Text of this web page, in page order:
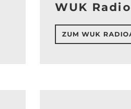
WUK
ZUM WUK